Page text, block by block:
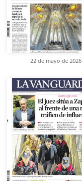
22 de mayo de 2026